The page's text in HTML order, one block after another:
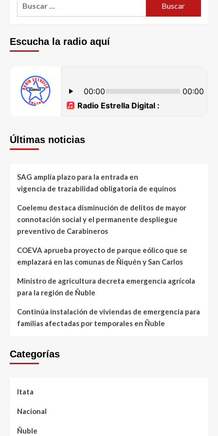
Escucha la radio aquí
Últimas noticias
SAG amplía plazo para la entrada en
vigencia de trazabilidad obligatoria de equinos
Coelemu destaca disminución de delitos de mayor
connotación social y el permanente despliegue
preventivo de Carabineros
COEVA aprueba proyecto de parque eólico que se
emplazará en las comunas de Ñiquén y San Carlos
Ministro de agricultura decreta emergencia agrícola
para la región de Ñuble
Continúa instalación de viviendas de emergencia para
familias afectadas por temporales en Ñuble
Categorías
Itata
Nacional
Ñuble